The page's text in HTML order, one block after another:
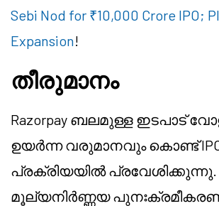
Sebi Nod for ₹10,000 Crore IPO;
Expansion!
തീരുമാനം
Razorpay ബലമുള്ള ഇടപാട്
ഉയർന്ന വരുമാനവും കൊണ്ട്
പ്രക്രിയയിൽ പ്രവേശിക്കുന്നു.
മൂല്യനിർണ്ണയ